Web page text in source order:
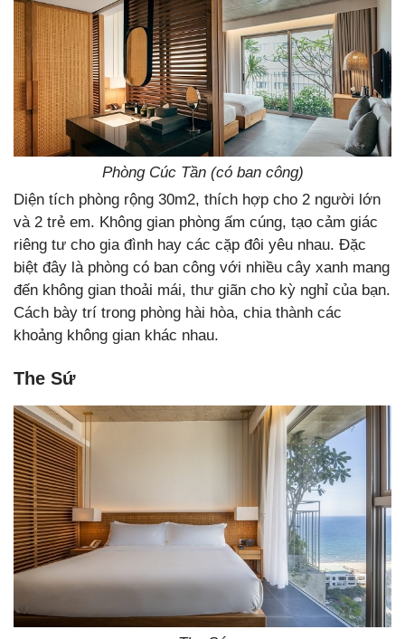
Phòng Cúc Tần (có ban công)
Diện tích phòng rộng 30m2, thích hợp cho 2 người lớn
và 2 trẻ em. Không gian phòng ấm cúng, tạo cảm giác
riêng tư cho gia đình hay các cặp đôi yêu nhau. Đặc
biệt đây là phòng có ban công với nhiều cây xanh mang
đến không gian thoải mái, thư giãn cho kỳ nghỉ của bạn.
Cách bày trí trong phòng hài hòa, chia thành các
khoảng không gian khác nhau.
The Sứ